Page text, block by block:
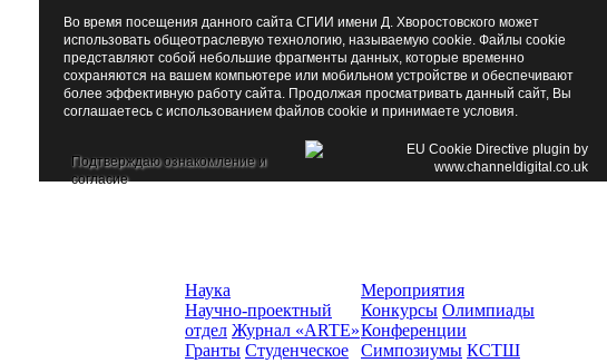
Наука
Научно-проектный
отдел Журнал «ARTE»
Гранты Студенческое
Мероприятия
Конкурсы Олимпиады
Конференции
Симпозиумы КСТШ
Во время посещения данного сайта СГИИ имени Д. Хворостовского может
использовать общеотраслевую технологию, называемую cookie. Файлы cookie
представляют собой небольшие фрагменты данных, которые временно
сохраняются на вашем компьютере или мобильном устройстве и обеспечивают
более эффективную работу сайта. Продолжая просматривать данный сайт, Вы
соглашаетесь с использованием файлов cookie и принимаете условия.
Подтверждаю ознакомление и
согласие